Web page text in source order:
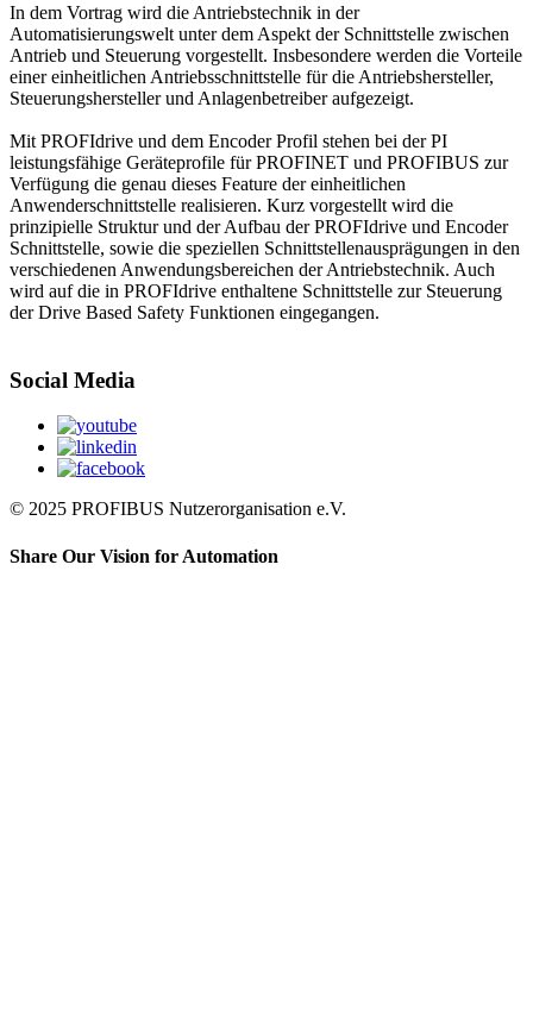
In dem Vortrag wird die Antriebstechnik in der
Automatisierungswelt unter dem Aspekt der Schnittstelle zwischen
Antrieb und Steuerung vorgestellt. Insbesondere werden die Vorteile
einer einheitlichen Antriebsschnittstelle für die Antriebshersteller,
Steuerungshersteller und Anlagenbetreiber aufgezeigt.
Mit PROFIdrive und dem Encoder Profil stehen bei der PI
leistungsfähige Geräteprofile für PROFINET und PROFIBUS zur
Verfügung die genau dieses Feature der einheitlichen
Anwenderschnittstelle realisieren. Kurz vorgestellt wird die
prinzipielle Struktur und der Aufbau der PROFIdrive und Encoder
Schnittstelle, sowie die speziellen Schnittstellenausprägungen in den
verschiedenen Anwendungsbereichen der Antriebstechnik. Auch
wird auf die in PROFIdrive enthaltene Schnittstelle zur Steuerung
der Drive Based Safety Funktionen eingegangen.
Social Media
© 2025 PROFIBUS Nutzerorganisation e.V.
Share Our Vision for Automation